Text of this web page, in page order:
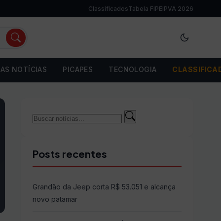
ClassificadosTabela FIPEIPVA 2026
NOTÍCIAS PICAPES TECNOLOGIA
Buscar
Buscar
Posts recentes
Grandão da Jeep corta R$ 53.051 e alcança
novo patamar